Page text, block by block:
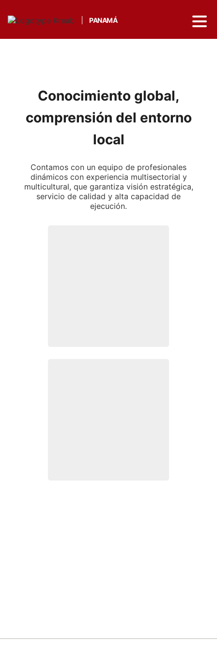
PANAMÁ
Conocimiento global,
comprensión del entorno
local
Contamos con un equipo de profesionales
dinámicos con experiencia multisectorial y
multicultural, que garantiza visión estratégica,
servicio de calidad y alta capacidad de
ejecución.